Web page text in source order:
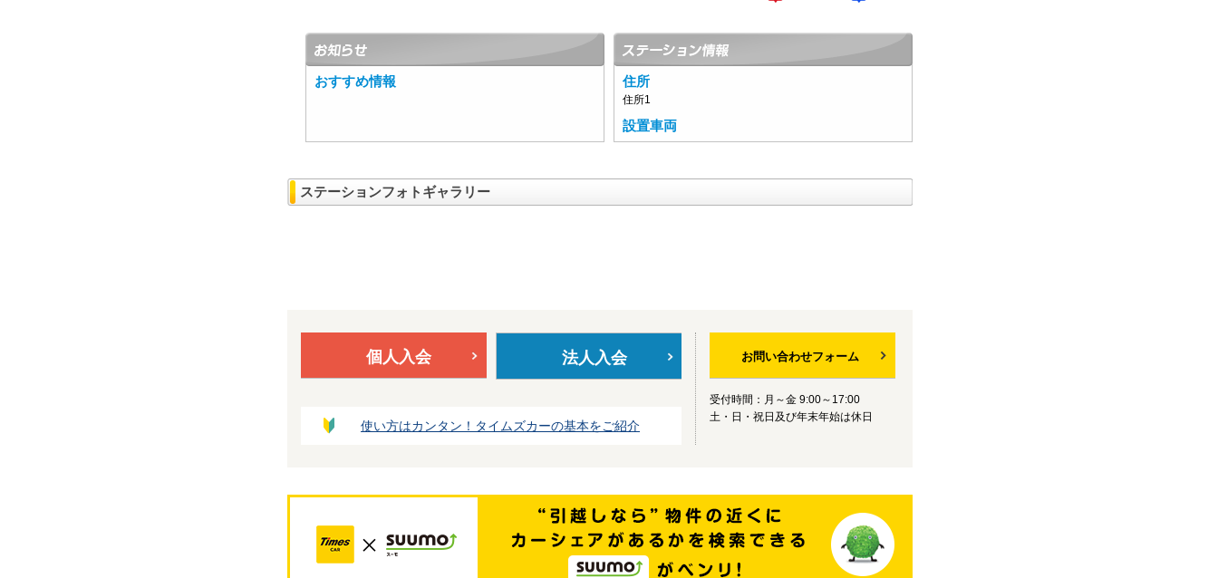
おすすめ情報 住所
住所1
設置車両
ステーションフォトギャラリー
個人入会 法人入会
使い方はカンタン！タイムズカーの基本をご紹介
お問い合わせフォーム
受付時間：月～金 9:00～17:00
土・日・祝日及び年末年始は休日